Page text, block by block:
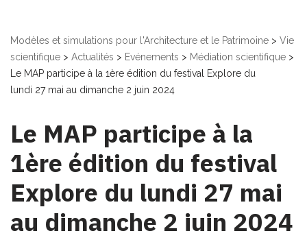
Modèles et simulations pour l'Architecture et le Patrimoine > Vie
scientifique > Actualités > Evénements > Médiation scientifique >
Le MAP participe à la 1ère édition du festival Explore du
lundi 27 mai au dimanche 2 juin 2024
Le MAP participe à la
1ère édition du festival
Explore du lundi 27 mai
au dimanche 2 juin 2024